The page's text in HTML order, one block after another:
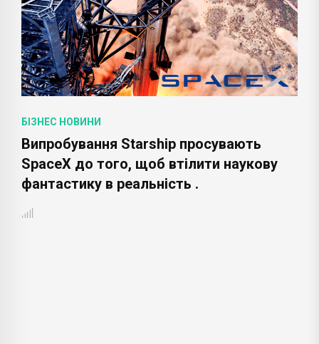
БІЗНЕС НОВИНИ
Випробування Starship просувають
SpaceX до того, щоб втілити наукову
фантастику в реальність .